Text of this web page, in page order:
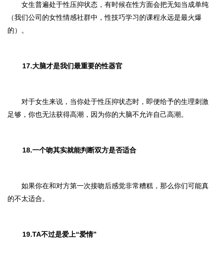
女生普遍处于性压抑状态，有时候在性方面会把无知当成单纯
（我们公司的女性情感社群中，性技巧学习的课程永远是最火爆
的）。
17.大脑才是我们最重要的性器官
对于女生来说，当你处于性压抑状态时，即便给予的生理刺激
足够，你也无法获得高潮，因为你的大脑不允许自己高潮。
18.一个吻其实就能判断双方是否适合
如果你在和对方第一次接吻后感觉非常糟糕，那么你们可能真
的不太适合。
19.TA不过是爱上“爱情”